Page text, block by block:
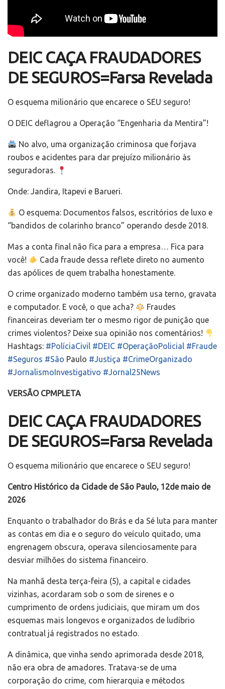
DEIC CAÇA FRAUDADORES
DE SEGUROS=Farsa Revelada
O esquema milionário que encarece o SEU seguro!
O DEIC deflagrou a Operação “Engenharia da Mentira”!
No alvo, uma organização criminosa que forjava
roubos e acidentes para dar prejuízo milionário às
seguradoras.
Onde: Jandira, Itapevi e Barueri.
O esquema: Documentos falsos, escritórios de luxo e
“bandidos de colarinho branco” operando desde 2018.
Mas a conta final não fica para a empresa… Fica para
você!
Cada fraude dessa reflete direto no aumento
das apólices de quem trabalha honestamente.
O crime organizado moderno também usa terno, gravata
e computador. E você, o que acha?
Fraudes
financeiras deveriam ter o mesmo rigor de punição que
crimes violentos? Deixe sua opinião nos comentários!
Hashtags: #PolíciaCivil #DEIC #OperaçãoPolicial #Fraude
#Seguros #São Paulo #Justiça #CrimeOrganizado
#JornalismoInvestigativo #Jornal25News
VERSÃO CPMPLETA
DEIC CAÇA FRAUDADORES
DE SEGUROS=Farsa Revelada
O esquema milionário que encarece o SEU seguro!
Centro Histórico da Cidade de São Paulo, 12de maio de
2026
Enquanto o trabalhador do Brás e da Sé luta para manter
as contas em dia e o seguro do veículo quitado, uma
engrenagem obscura, operava silenciosamente para
desviar milhões do sistema financeiro.
Na manhã desta terça-feira (5), a capital e cidades
vizinhas, acordaram sob o som de sirenes e o
cumprimento de ordens judiciais, que miram um dos
esquemas mais longevos e organizados de ludíbrio
contratual já registrados no estado.
A dinâmica, que vinha sendo aprimorada desde 2018,
não era obra de amadores. Tratava-se de uma
corporação do crime, com hierarquia e métodos